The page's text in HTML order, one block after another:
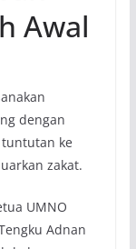
Awal
dengan
ke
zakat.
UMNO
Adnan